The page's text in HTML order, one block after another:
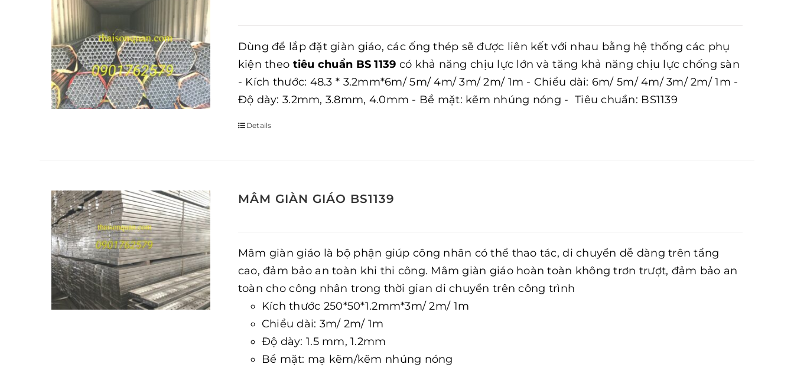
Dùng để lắp đặt giàn giáo, các ống thép sẽ được liên kết với nhau bằng hệ thống các phụ
kiện theo tiêu chuẩn BS 1139 có khả năng chịu lực lớn và tăng khả năng chịu lực chống sàn
- Kích thước: 48.3 * 3.2mm*6m/ 5m/ 4m/ 3m/ 2m/ 1m - Chiều dài: 6m/ 5m/ 4m/ 3m/ 2m/ 1m -
Độ dày: 3.2mm, 3.8mm, 4.0mm - Bề mặt: kẽm nhúng nóng - Tiêu chuẩn: BS1139
Details
MÂM GIÀN GIÁO BS1139
Mâm giàn giáo là bộ phận giúp công nhân có thể thao tác, di chuyển dễ dàng trên tầng
cao, đảm bảo an toàn khi thi công. Mâm giàn giáo hoàn toàn không trơn trượt, đảm bảo an
toàn cho công nhân trong thời gian di chuyển trên công trình
Kích thước 250*50*1.2mm*3m/ 2m/ 1m
Chiều dài: 3m/ 2m/ 1m
Độ dày: 1.5 mm, 1.2mm
Bề mặt: mạ kẽm/kẽm nhúng nóng